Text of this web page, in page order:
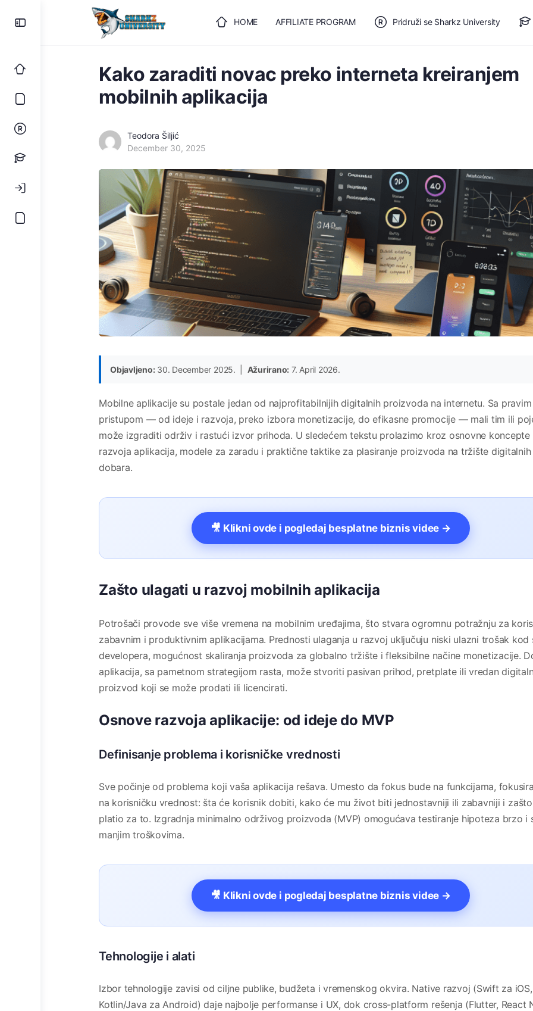
HOME AFFILIATE PROGRAM Pridruži se Sharkz University
🎯 BESPLATAN PLAN
Kako zaraditi novac preko interneta kreiranjem
mobilnih aplikacija
Teodora Šiljić
December 30, 2025
Objavljeno:30. December 2025. | Ažurirano: 7. April 2026.
Mobilne aplikacije su postale jedan od najprofitabilnijih digitalnih proizvoda na internetu. Sa pravim
pristupom — od ideje i razvoja, preko izbora monetizacije, do efikasne promocije — mali tim ili
može izgraditi održiv i rastući izvor prihoda. U sledećem tekstu prolazimo kroz osnovne koncepte
razvoja aplikacija, modele za zaradu i praktične taktike za plasiranje proizvoda na tržište digitalnih
dobara.
🎥 Klikni ovde i pogledaj besplatne biznis videe →
Zašto ulagati u razvoj mobilnih aplikacija
Potrošači provode sve više vremena na mobilnim uređajima, što stvara ogromnu potražnju za
zabavnim i produktivnim aplikacijama. Prednosti ulaganja u razvoj uključuju niski ulazni trošak kod
developera, mogućnost skaliranja proizvoda za globalno tržište i fleksibilne načine monetizacije.
aplikacija, sa pametnom strategijom rasta, može stvoriti pasivan prihod, pretplate ili vredan
proizvod koji se može prodati ili licencirati.
Osnove razvoja aplikacije: od ideje do MVP
Definisanje problema i korisničke vrednosti
Sve počinje od problema koji vaša aplikacija rešava. Umesto da fokus bude na funkcijama,
na korisničku vrednost: šta će korisnik dobiti, kako će mu život biti jednostavniji ili zabavniji i
platio za to. Izgradnja minimalno održivog proizvoda (MVP) omogućava testiranje hipoteza brzo i
manjim troškovima.
🎥 Klikni ovde i pogledaj besplatne biznis videe →
Tehnologije i alati
Izbor tehnologije zavisi od ciljne publike, budžeta i vremenskog okvira. Native razvoj (Swift za iOS,
Kotlin/Java za Android) daje najbolje performanse i UX, dok cross-platform rešenja (Flutter, React